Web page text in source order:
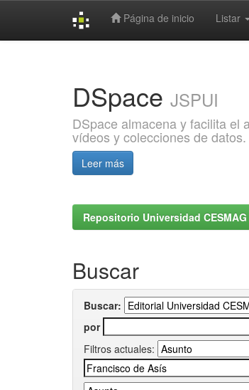
Página de inicio Listar
DSpace JSPUI
DSpace almacena y facilita el
vídeos y colecciones de datos.
Leer más
Repositorio Universidad CESMAG
Buscar
Buscar:
por
Filtros actuales: